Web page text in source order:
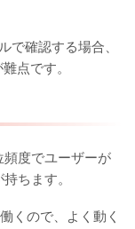
で確認する場合、
点です。
度でユーザーが
ちます。
くので、よく動く